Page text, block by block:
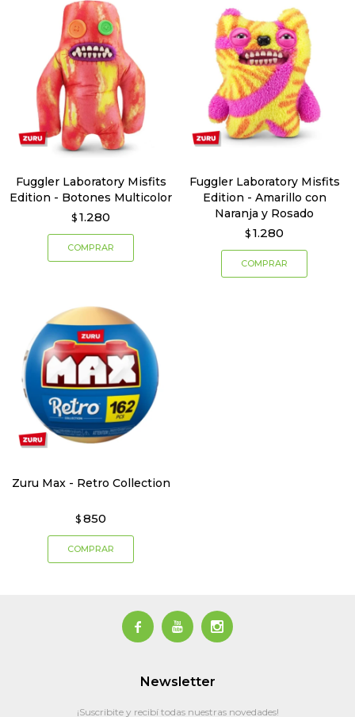
Fuggler Laboratory Misfits
Edition - Botones Multicolor
$ 1.280
Fuggler Laboratory Misfits
Edition - Amarillo con
Naranja y Rosado
$ 1.280
Zuru Max - Retro Collection
$ 850
  
Newsletter
¡Suscribite y recibí todas nuestras novedades!